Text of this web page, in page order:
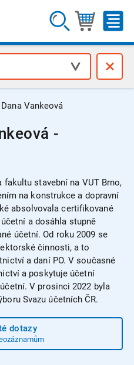
Dana Vankeová
-
fakultu stavební na VUT Brno,
na konstrukce a dopravní
absolvovala certifikované
a dosáhla stupně
účetní. Od roku 2009 se
činnosti, a to
a daní PO. V současné
a poskytuje účetní
V prosinci 2022 byla
Svazu účetních ČR.
dotazy